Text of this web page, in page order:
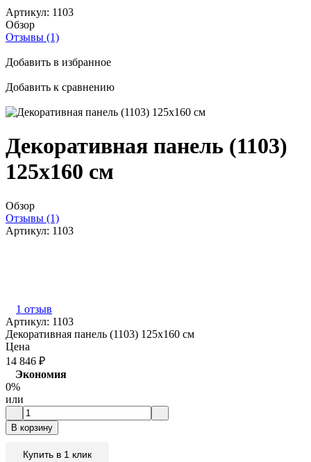
Артикул: 1103
Обзор
Отзывы (1)
Добавить в избранное
Добавить к сравнению
Декоративная панель (1103)
125x160 cм
Обзор
Отзывы (1)
Артикул: 1103
1 отзыв
Артикул: 1103
Декоративная панель (1103) 125x160 cм
Цена
14 846 ₽
Экономия
0%
или
В корзину
Купить в 1 клик